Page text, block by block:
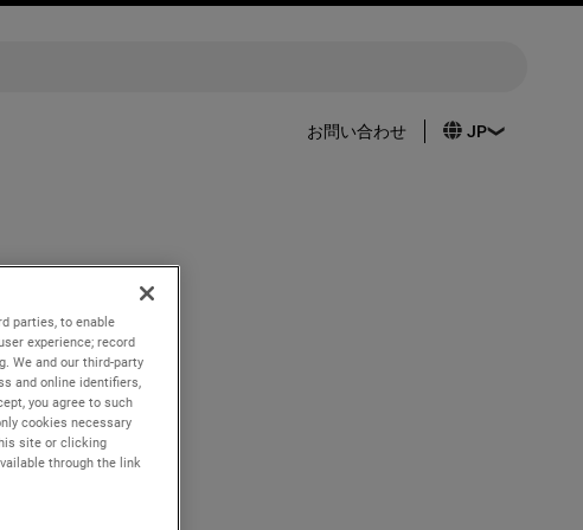
お問い合わせ
quarter
parties, to enable
experience; record
We and our third-party
and online identifiers,
you agree to such
cookies necessary
site or clicking
through the link